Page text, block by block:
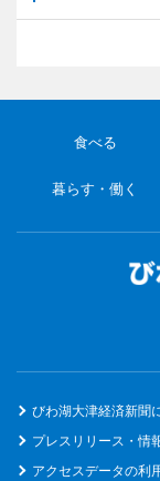
食べる
暮らす・働く
びわ湖大津経済新聞
プレスリリース・情
アクセスデータの利